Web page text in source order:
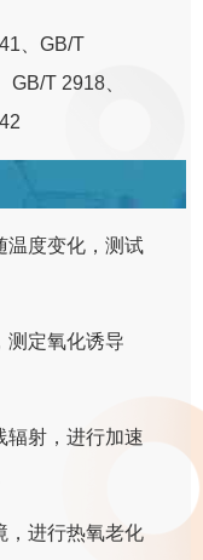
、GB/T
T 2918、
温度变化，测试
测定氧化诱导
辐射，进行加速
，进行热氧老化